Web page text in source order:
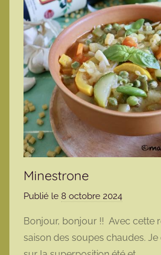
Minestrone
Publié le 8 octobre 2024
r
m
Bonjour, bonjour !! Avec cette
saison des soupes chaudes.